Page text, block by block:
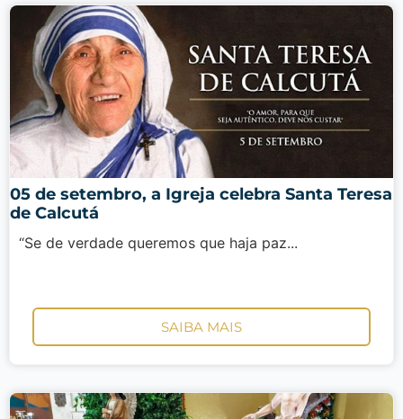
05 de setembro, a Igreja celebra Santa Teresa
de Calcutá
“Se de verdade queremos que haja paz...
SAIBA MAIS